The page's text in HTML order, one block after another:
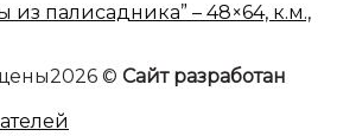
из палисадника” – 48×64, к.м.,
© Сайт разработан